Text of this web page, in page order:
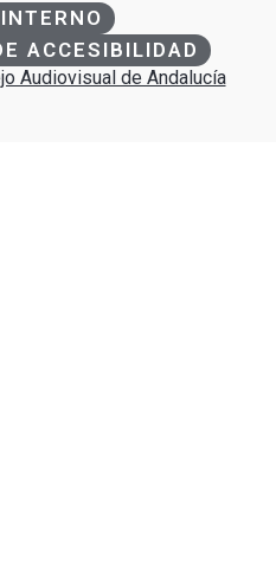
ACCESIBILIDAD
Audiovisual de Andalucía